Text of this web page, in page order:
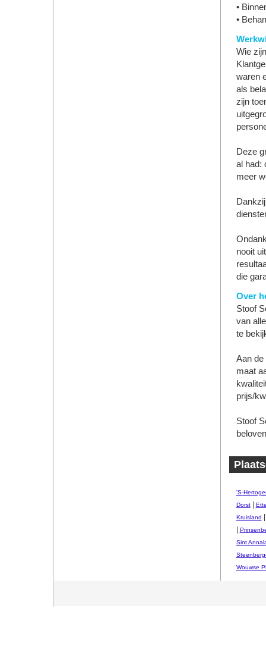
•
•
Wie
waren
als
zijn
Deze
al had:
meer
nooit
die
Over
Stoof
van
te
Aan de
maat
prijs/
Stoof
'S-
Dorst|
Kruisland
Sint
Wouwse